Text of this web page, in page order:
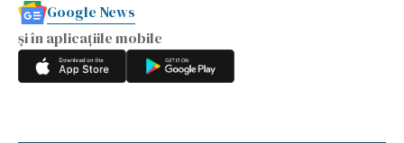
Google News
și în aplicațiile mobile